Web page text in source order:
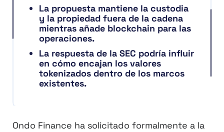
La propuesta mantiene la custodia
y la propiedad fuera de la cadena
mientras añade blockchain para las
operaciones.
La respuesta de la SEC podría influir
en cómo encajan los valores
tokenizados dentro de los marcos
existentes.
Ondo Finance ha solicitado formalmente a la